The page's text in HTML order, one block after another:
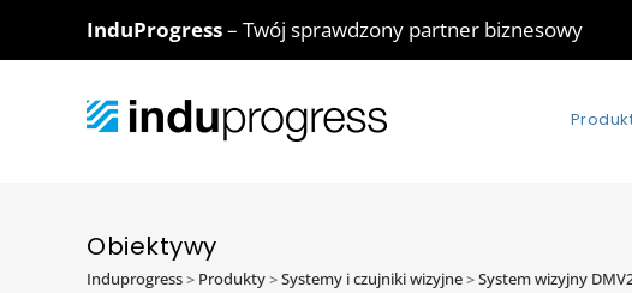
InduProgress– Twój sprawdzony partner biznesowy
Obiektywy
Induprogress> Produkty>Systemy i czujniki wizyjne>System wizyjny